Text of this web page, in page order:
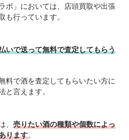
ボ」においては、店頭買取や出張
も行っています。
いで送って無料で査定してもらう
料で酒を査定してもらいたい方に
と言えます。
、 売りたい酒の種類や個数によっ
ります。